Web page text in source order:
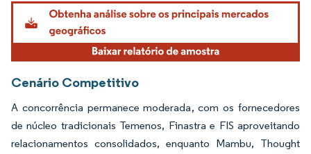
Imagem © Mordor Intelligence. O reuso requer atribuição conforme CC BY 4.0.
Cenário Competitivo
A concorrência permanece moderada, com os fornecedores
de núcleo tradicionais Temenos, Finastra e FIS aproveitando
relacionamentos consolidados, enquanto Mambu, Thought